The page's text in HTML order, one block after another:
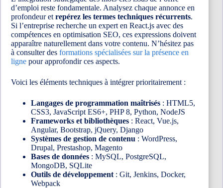
d’emploi reste fondamentale. Analysez chaque annonce en
profondeur et repérez les termes techniques récurrents.
Si l’entreprise recherche un expert en React.js avec des
compétences en optimisation SEO, ces expressions doivent
apparaître naturellement dans votre contenu. N’hésitez pas
à consulter des formations spécialisées sur la présence en
ligne pour approfondir ces aspects.
Voici les éléments techniques à intégrer prioritairement :
Langages de programmation maîtrisés : HTML5,
CSS3, JavaScript ES6+, PHP 8, Python, NodeJS
Frameworks et bibliothèques : React, Vue.js,
Angular, Bootstrap, jQuery, Django
Systèmes de gestion de contenu : WordPress,
Drupal, Prestashop, Magento
Bases de données : MySQL, PostgreSQL,
MongoDB, SQLite
Outils de développement : Git, Jenkins, Docker,
Webpack